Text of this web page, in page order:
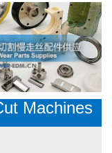
Machines